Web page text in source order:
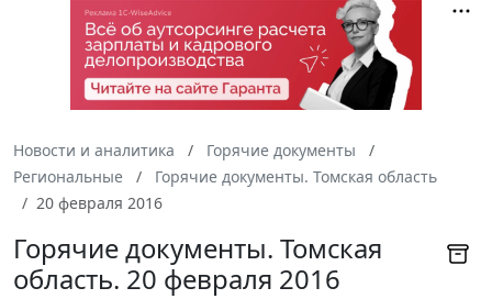
Новости и аналитика
Горячие документы
Региональные
Горячие документы. Томская область
20 февраля 2016
Горячие документы. Томская
область. 20 февраля 2016